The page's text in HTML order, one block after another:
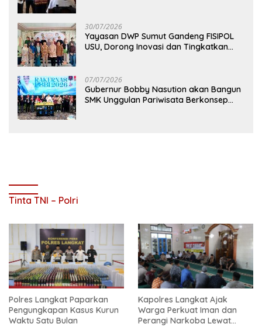
30/07/2026
Yayasan DWP Sumut Gandeng FISIPOL
USU, Dorong Inovasi dan Tingkatkan
07/07/2026
Gubernur Bobby Nasution akan Bangun
SMK Unggulan Pariwisata Berkonsep
Tinta TNI – Polri
Polres Langkat Paparkan
Pengungkapan Kasus Kurun
Waktu Satu Bulan
Kapolres Langkat Ajak
Warga Perkuat Iman dan
Perangi Narkoba Lewat